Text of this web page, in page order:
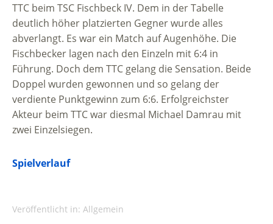
TTC beim TSC Fischbeck IV. Dem in der Tabelle
deutlich höher platzierten Gegner wurde alles
abverlangt. Es war ein Match auf Augenhöhe. Die
Fischbecker lagen nach den Einzeln mit 6:4 in
Führung. Doch dem TTC gelang die Sensation. Beide
Doppel wurden gewonnen und so gelang der
verdiente Punktgewinn zum 6:6. Erfolgreichster
Akteur beim TTC war diesmal Michael Damrau mit
zwei Einzelsiegen.
Spielverlauf
Veröffentlicht in: Allgemein